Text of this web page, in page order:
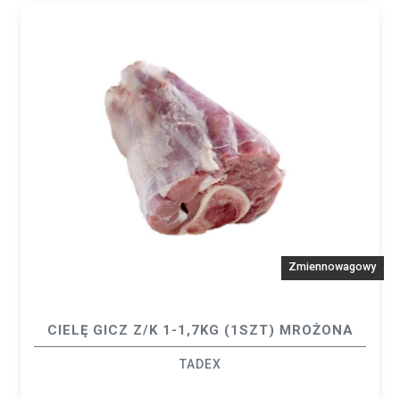
Zmiennowagowy
CIELĘ GICZ Z/K 1-1,7KG (1SZT) MROŻONA
TADEX